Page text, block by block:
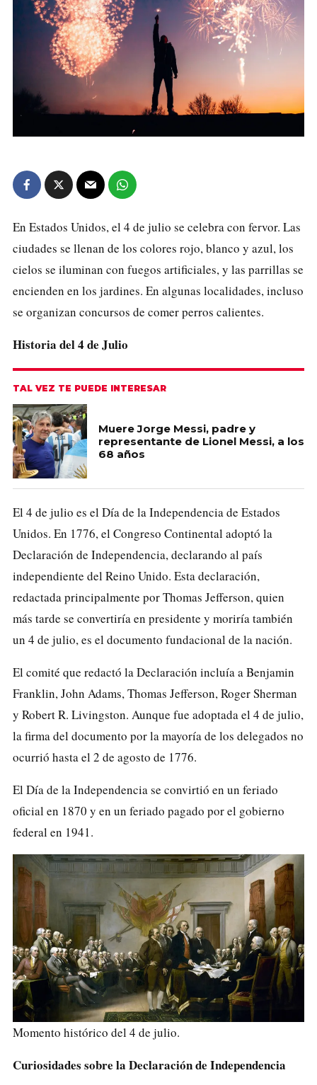
En Estados Unidos, el 4 de julio se celebra con fervor. Las
ciudades se llenan de los colores rojo, blanco y azul, los
cielos se iluminan con fuegos artificiales, y las parrillas se
encienden en los jardines. En algunas localidades, incluso
se organizan concursos de comer perros calientes.
Historia del 4 de Julio
TAL VEZ TE PUEDE INTERESAR
Muere Jorge Messi, padre y
representante de Lionel Messi, a los
68 años
El 4 de julio es el Día de la Independencia de Estados
Unidos. En 1776, el Congreso Continental adoptó la
Declaración de Independencia, declarando al país
independiente del Reino Unido. Esta declaración,
redactada principalmente por Thomas Jefferson, quien
más tarde se convertiría en presidente y moriría también
un 4 de julio, es el documento fundacional de la nación.
El comité que redactó la Declaración incluía a Benjamin
Franklin, John Adams, Thomas Jefferson, Roger Sherman
y Robert R. Livingston. Aunque fue adoptada el 4 de julio,
la firma del documento por la mayoría de los delegados no
ocurrió hasta el 2 de agosto de 1776.
El Día de la Independencia se convirtió en un feriado
oficial en 1870 y en un feriado pagado por el gobierno
federal en 1941.
Momento histórico del 4 de julio.
Curiosidades sobre la Declaración de Independencia